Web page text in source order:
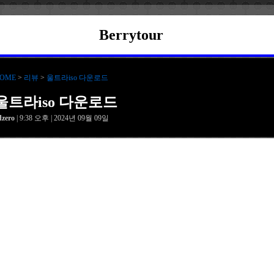
Berrytour
> 리뷰 > 울트라iso 다운로드
트라iso 다운로드
| 9:38 오후 | 2024년 09월 09일